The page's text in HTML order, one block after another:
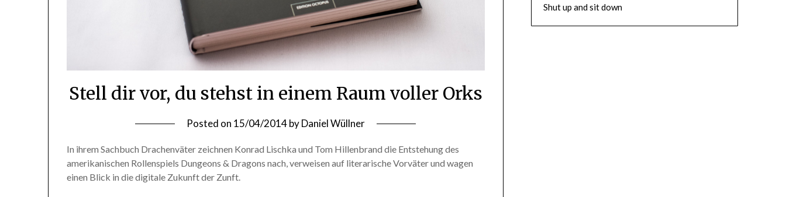
Stell dir vor, du stehst in einem Raum voller Orks
Posted on 15/04/2014byDaniel Wüllner
In ihrem Sachbuch Drachenväter zeichnen Konrad Lischka und Tom Hillenbrand die Entstehung des
amerikanischen Rollenspiels Dungeons & Dragons nach, verweisen auf literarische Vorväter und wagen
einen Blick in die digitale Zukunft der Zunft.
Shut up and sit down